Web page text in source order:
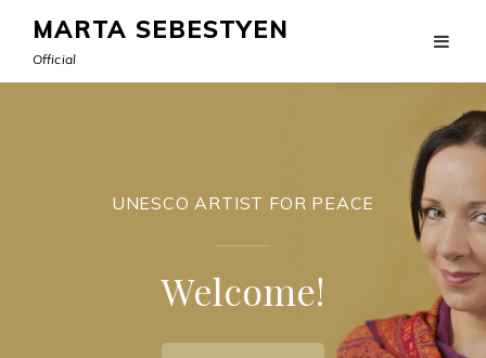
MARTA SEBESTYEN
Official
UNESCO ARTIST FOR PEACE
Welcome!